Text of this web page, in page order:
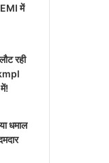
में
रही
धमाल